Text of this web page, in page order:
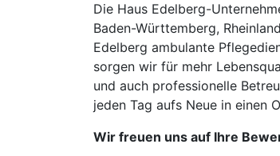
Die Haus Edelberg-
Baden-Württemberg,
Edelberg ambulante
sorgen wir für mehr
und auch professionelle
jeden Tag aufs Neue in einen
Wir freuen uns auf Ihre